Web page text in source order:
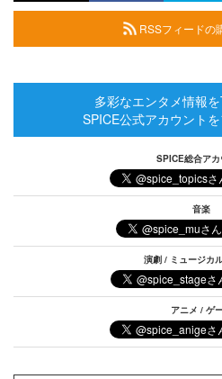
RSSフィードの
多彩なエンタメ情報
SPICE公式アカウント
SPICE総合アカ
音楽
演劇 / ミュージカ
アニメ / ゲ